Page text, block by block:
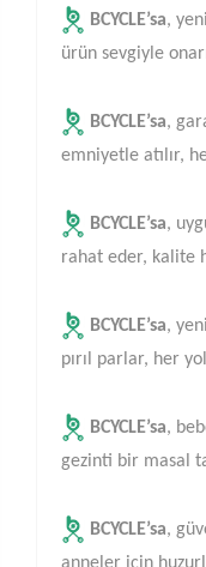
BCYCLE’sa,
ürün sevgiyle
BCYCLE’sa,
emniyetle atılır,
BCYCLE’sa,
rahat eder, kalite
BCYCLE’sa,
pırıl parlar, her
BCYCLE’sa,
gezinti bir masal
BCYCLE’sa,
anneler için